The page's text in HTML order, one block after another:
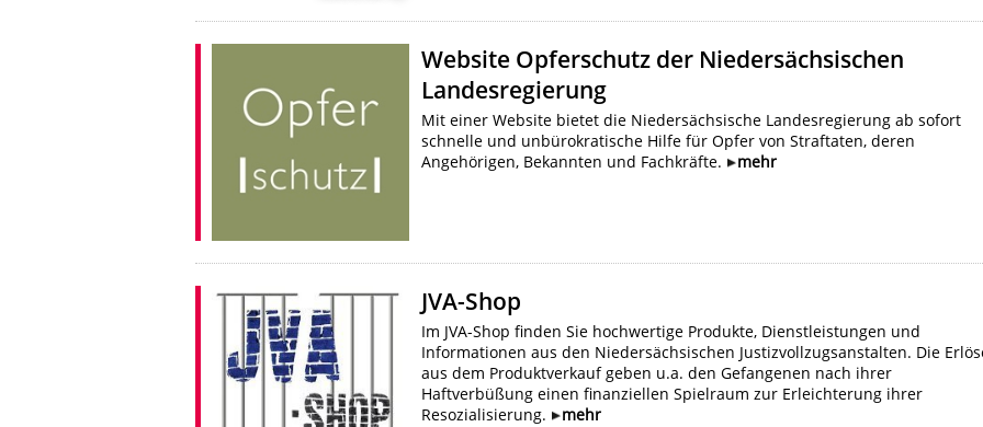
Website Opferschutz der Niedersächsischen
Landesregierung
Mit einer Website bietet die Niedersächsische Landesregierung ab sofort
schnelle und unbürokratische Hilfe für Opfer von Straftaten, deren
Angehörigen, Bekannten und Fachkräfte.
mehr
JVA-Shop
Im JVA-Shop finden Sie hochwertige Produkte, Dienstleistungen und
Informationen aus den Niedersächsischen Justizvollzugsanstalten. Die
aus dem Produktverkauf geben u.a. den Gefangenen nach ihrer
Haftverbüßung einen finanziellen Spielraum zur Erleichterung ihrer
Resozialisierung.
mehr